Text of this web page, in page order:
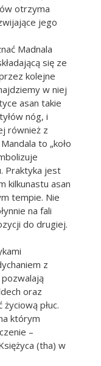
otrzyma
jego
Madnala
się ze
kolejne
w niej
asan takie
nóg, i
również z
to „koło
Praktyka jest
kilkunastu asan
tempie. Nie
na fali
do drugiej.
z
oraz
płuc.
którym
–
(tha) w